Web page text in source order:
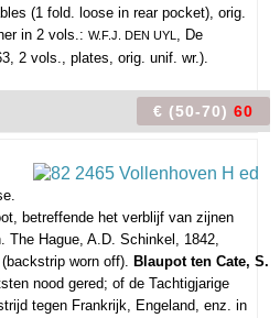
(1 fold. loose in rear pocket), orig.
in 2 vols.: W.F.J. DEN UYL , De
2 vols., plates, orig. unif. wr.).
€ (50-70) 60
betreffende het verblijf van zijnen
The Hague, A.D. Schinkel, 1842,
worn off). Blaupot ten Cate, S.
nood gered; of de Tachtigjarige
tegen Frankrijk, Engeland, enz. in